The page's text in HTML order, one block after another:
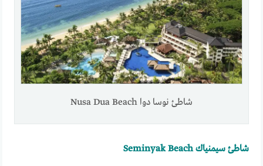
شاطئ نوسا دوا Nusa Dua Beach
شاطئ سيمنياك Seminyak Beach